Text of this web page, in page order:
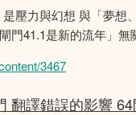
壓力與幻想 與「夢想
門41.1是新的流年」無
3467
翻譯錯誤的影響 64